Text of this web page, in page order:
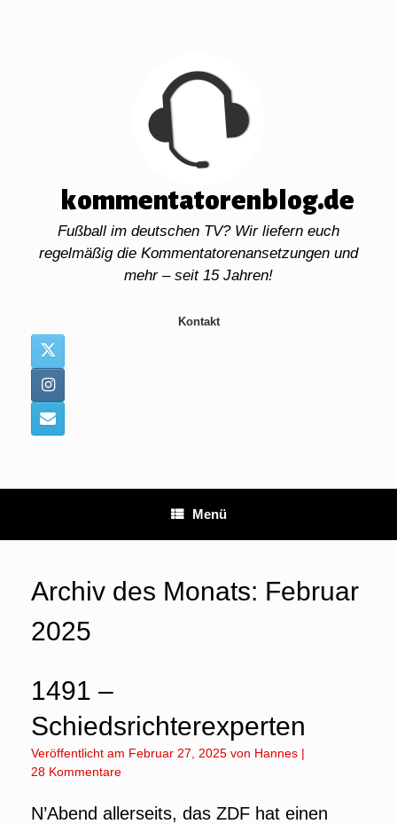
kommentatorenblog.de
Fußball im deutschen TV? Wir liefern euch
regelmäßig die Kommentatorenansetzungen und
mehr – seit 15 Jahren!
Kontakt
Menü
Archiv des Monats: Februar
2025
1491 –
Schiedsrichterexperten
Veröffentlicht am Februar 27, 2025 von Hannes |
28 Kommentare
N’Abend allerseits, das ZDF hat einen